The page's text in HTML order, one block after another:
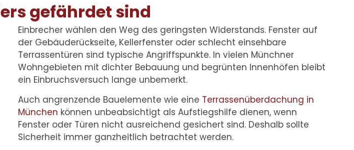
gefährdet sind
Einbrecher wählen den Weg des geringsten Widerstands. Fenster auf
der Gebäuderückseite, Kellerfenster oder schlecht einsehbare
Terrassentüren sind typische Angriffspunkte. In vielen Münchner
Wohngebieten mit dichter Bebauung und begrünten Innenhöfen bleibt
ein Einbruchsversuch lange unbemerkt.
Auch angrenzende Bauelemente wie eine Terrassenüberdachung in
München können unbeabsichtigt als Aufstiegshilfe dienen, wenn
Fenster oder Türen nicht ausreichend gesichert sind. Deshalb sollte
Sicherheit immer ganzheitlich betrachtet werden.